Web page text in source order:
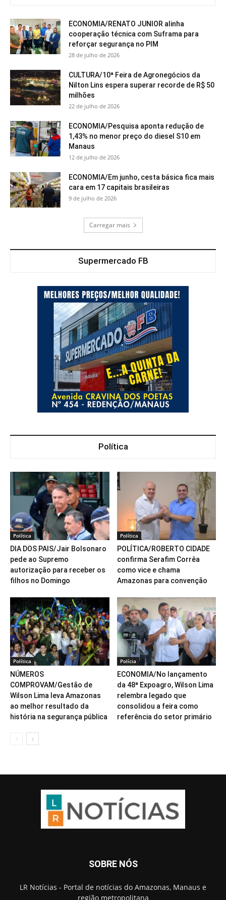
ECONOMIA/RENATO JUNIOR alinha
cooperação técnica com Suframa para
reforçar segurança no PIM
28 de julho de 2026
CULTURA/10ª Feira de Agronegócios da
Nilton Lins espera superar recorde de R$ 50
milhões
22 de julho de 2026
ECONOMIA/Pesquisa aponta redução de
1,43% no menor preço do diesel S10 em
Manaus
12 de julho de 2026
ECONOMIA/Em junho, cesta básica fica mais
cara em 17 capitais brasileiras
9 de julho de 2026
Carregar mais
Supermercado FB
Política
Política
DIA DOS PAIS/Jair Bolsonaro
pede ao Supremo
autorização para receber os
filhos no Domingo
Política
POLÍTICA/ROBERTO CIDADE
confirma Serafim Corrêa
como vice e chama
Amazonas para convenção
Política
NÚMEROS
COMPROVAM/Gestão de
Wilson Lima leva Amazonas
ao melhor resultado da
história na segurança pública
Polícia
ECONOMIA/No lançamento
da 48ª Expoagro, Wilson Lima
relembra legado que
consolidou a feira como
referência do setor primário
SOBRE NÓS
LR Notícias - Portal de notícias do Amazonas, Manaus e
região metropolitana